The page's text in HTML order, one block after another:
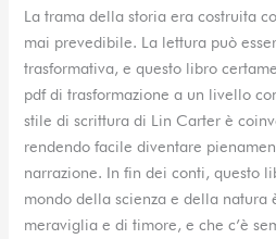
La trama della storia era costruita
mai prevedibile. La lettura può
trasformativa, e questo libro
pdf di trasformazione a un livello
stile di scrittura di Lin Carter è
rendendo facile diventare
narrazione. In fin dei conti, questo
mondo della scienza e della natura
meraviglia e di timore, e che c’è